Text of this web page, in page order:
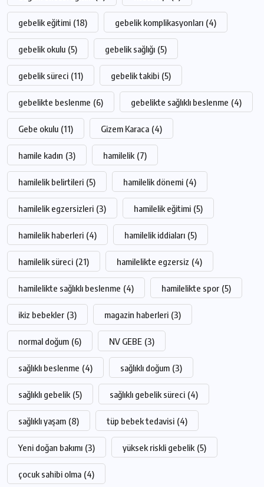
gebelik eğitimi (18) gebelik komplikasyonları (4)
gebelik okulu (5) gebelik sağlığı (5)
gebelik süreci (11) gebelik takibi (5)
gebelikte beslenme (6) gebelikte sağlıklı beslenme (4)
Gebe okulu (11) Gizem Karaca (4)
hamile kadın (3) hamilelik (7)
hamilelik belirtileri (5) hamilelik dönemi (4)
hamilelik egzersizleri (3) hamilelik eğitimi (5)
hamilelik haberleri (4) hamilelik iddiaları (5)
hamilelik süreci (21) hamilelikte egzersiz (4)
hamilelikte sağlıklı beslenme (4) hamilelikte spor (5)
ikiz bebekler (3) magazin haberleri (3)
normal doğum (6) NV GEBE (3)
sağlıklı beslenme (4) sağlıklı doğum (3)
sağlıklı gebelik (5) sağlıklı gebelik süreci (4)
sağlıklı yaşam (8) tüp bebek tedavisi (4)
Yeni doğan bakımı (3) yüksek riskli gebelik (5)
çocuk sahibi olma (4)